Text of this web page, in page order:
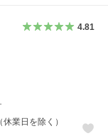
4.81
業日を除く）